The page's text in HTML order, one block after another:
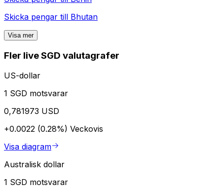
Skicka pengar till Bhutan
Visa mer
Fler live SGD valutagrafer
US-dollar
1 SGD motsvarar
0,781973 USD
+0.0022 (0.28%) Veckovis
Visa diagram
Australisk dollar
1 SGD motsvarar